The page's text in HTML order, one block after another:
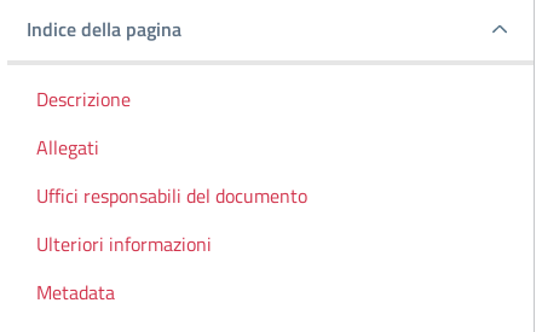
Indice della pagina
Indice della pagina
Descrizione
Allegati
Uffici responsabili del documento
Ulteriori informazioni
Metadata